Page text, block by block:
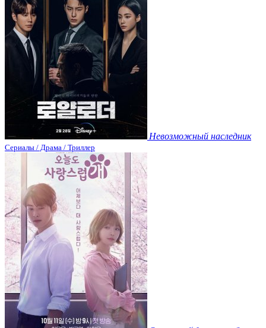
Невозможный наследник
Сериалы / Драма / Триллер